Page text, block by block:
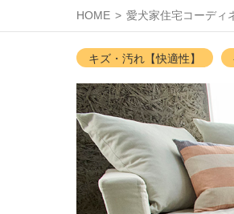
HOME 愛犬家住宅コーディ
キズ・汚れ【快適性】